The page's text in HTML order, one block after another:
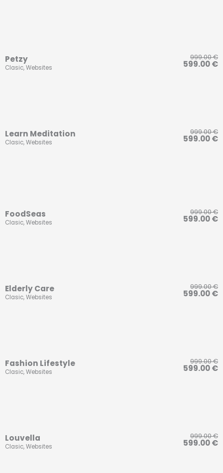
Petzy
Clasic,Websites
999.00€
599.00€
Learn Meditation
Clasic,Websites
999.00€
599.00€
FoodSeas
Clasic,Websites
999.00€
599.00€
Elderly Care
Clasic,Websites
999.00€
599.00€
Fashion Lifestyle
Clasic,Websites
999.00€
599.00€
Louvella
Clasic,Websites
999.00€
599.00€